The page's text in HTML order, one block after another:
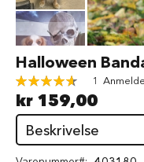
d
V
å
t
f
ô
r
i
l
Halloween
Rating:
93
% of100
1
kr 159,00
Beskrivelse
til
begynnelsen
av
bildegalleri